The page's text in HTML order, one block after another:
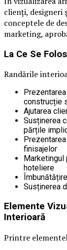
clienți, designeri
conceptele de
marketing,
La Ce Se
Randările
construcție
Ajutarea
Susținerea
părțile
finisajelor
hoteliere
Susținerea
Elemente
Interioară
Printre